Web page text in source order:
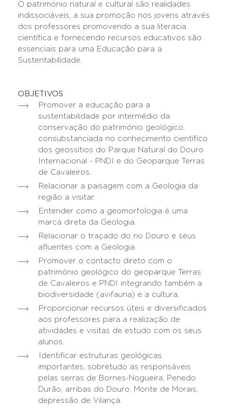
O património natural e cultural são realidades
indissociáveis, a sua promoção nos jovens através
dos professores promovendo a sua literacia
científica e fornecendo recursos educativos são
essenciais para uma Educação para a
Sustentabilidade.
OBJETIVOS
Promover a educação para a
sustentabilidade por intermédio da
conservação do património geológico,
consubstanciada no conhecimento científico
dos geossítios do Parque Natural do Douro
Internacional - PNDI e do Geoparque Terras
de Cavaleiros.
Relacionar a paisagem com a Geologia da
região a visitar.
Entender como a geomorfologia é uma
marca direta da Geologia.
Relacionar o traçado do rio Douro e seus
afluentes com a Geologia.
Promover o contacto direto com o
património geológico do geoparque Terras
de Cavaleiros e PNDI integrando também a
biodiversidade (avifauna) e a cultura.
Proporcionar recursos úteis e diversificados
aos professores para a realização de
atividades e visitas de estudo com os seus
alunos.
Identificar estruturas geológicas
importantes, sobretudo as responsáveis
pelas serras de Bornes-Nogueira, Penedo
Durão, arribas do Douro, Monte de Morais,
depressão de Vilariça.